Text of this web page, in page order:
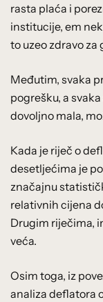
rasta plaća i
institucije, em
to uzeo zdravo za
Međutim, svaka
pogrešku, a
dovoljno mala,
Kada je riječ o
desetljećima je
značajnu
relativnih cijena
Drugim riječima,
veća.
Osim toga, iz
analiza deflatora